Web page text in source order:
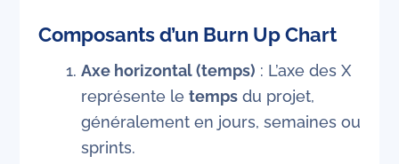
Composants d’un Burn Up Chart
Axe horizontal (temps) : L’axe des X
représente le tempsdu projet,
généralement en jours, semaines ou
sprints.